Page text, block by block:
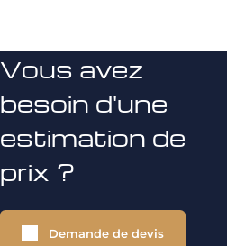
Vous avez
besoin d'une
estimation de
prix ?
Demande de devis